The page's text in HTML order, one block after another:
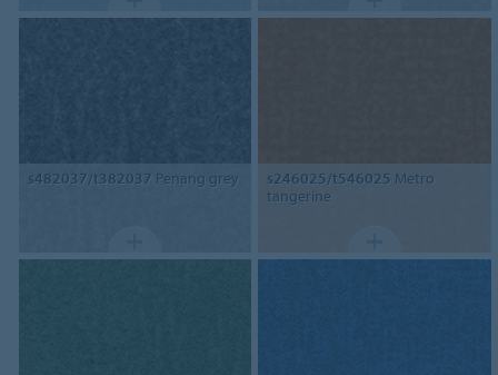
s482037/t382037 Penang grey s246025/t546025 Metro
tangerine